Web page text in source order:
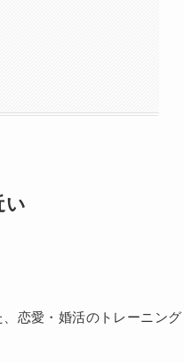
い
恋愛・婚活のトレーニング